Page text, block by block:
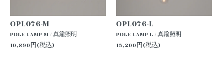
OPL076-M
POLE LAMP M / 真鍮照明
10,890円(税込)
OPL076-L
POLE LAMP L / 真鍮照明
13,200円(税込)